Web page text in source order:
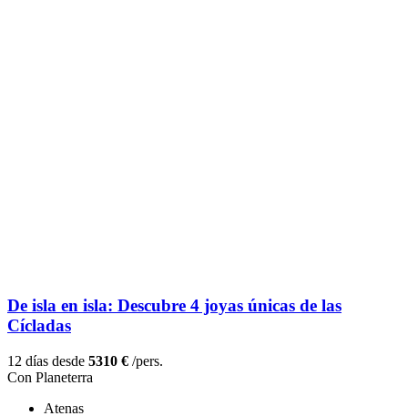
De isla en isla: Descubre 4 joyas únicas de las
Cícladas
12 días desde 5310 € /pers.
Con Planeterra
Atenas